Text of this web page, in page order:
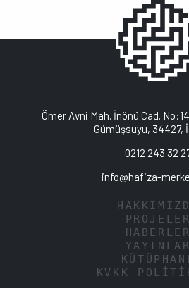
Ömer Avni Mah. İnönü Cad.
Gümüşsuyu, 34427,
0212 243 32
info@hafiza-
PROJELER
HABERLER
YAYINLAR
KVKK